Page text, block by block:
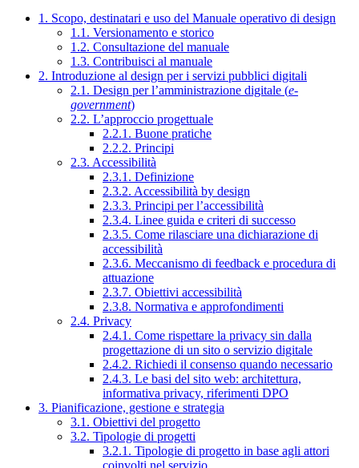
1. Scopo, destinatari e uso del Manuale operativo di design
1.1. Versionamento e storico
1.2. Consultazione del manuale
1.3. Contribuisci al manuale
2. Introduzione al design per i servizi pubblici digitali
2.1. Design per l’amministrazione digitale (e-
government)
2.2. L’approccio progettuale
2.2.1. Buone pratiche
2.2.2. Principi
2.3. Accessibilità
2.3.1. Definizione
2.3.2. Accessibilità by design
2.3.3. Principi per l’accessibilità
2.3.4. Linee guida e criteri di successo
2.3.5. Come rilasciare una dichiarazione di
accessibilità
2.3.6. Meccanismo di feedback e procedura di
attuazione
2.3.7. Obiettivi accessibilità
2.3.8. Normativa e approfondimenti
2.4. Privacy
2.4.1. Come rispettare la privacy sin dalla
progettazione di un sito o servizio digitale
2.4.2. Richiedi il consenso quando necessario
2.4.3. Le basi del sito web: architettura,
informativa privacy, riferimenti DPO
3. Pianificazione, gestione e strategia
3.1. Obiettivi del progetto
3.2. Tipologie di progetti
3.2.1. Tipologie di progetto in base agli attori
coinvolti nel servizio